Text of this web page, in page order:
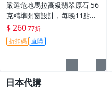
嚴選危地馬拉高級翡翠原石 56
克精準開窗設計，每晚11點截
拍，實惠公開拍賣。晴水底表
現精彩，適合收藏與鑑賞。 晴
水底 翡翠原石 危地馬拉
$ 260 77折
折扣碼 直購
日本代購